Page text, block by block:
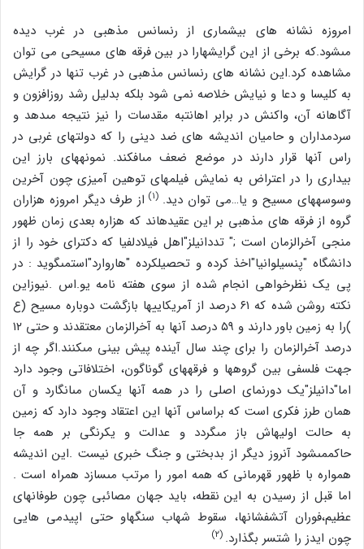
امروزه نشانه هاى بیشمارى از رنسانس مذهبى در غرب دیده
مى‏شود.که برخى از این گرایشهارا در بین فرقه هاى مسیحى مى توان
مشاهده کرد.این نشانه هاى رنسانس مذهبى در غرب تنها در گرایش
به کلیسا و دعا و نیایش خلاصه نمى شود بلکه بدلیل رشد روزافزون و
آگاهانه آن، واکنش در برابر اهانت‏به مقدسات را نیز نتیجه مى‏دهد و
سردمداران و حامیان اندیشه هاى ضد دینى را که دولتهاى غربى در
راس آنها قرار دارند در موضع ضعف مى‏افکند. نمونه‏هاى بارز این
بیدارى را در اعتراض به نمایش فیلمهاى توهین آمیزى چون آخرین
وسوسه‏هاى مسیح و یا…مى توان دید. (۱)
از طرف دیگر امروزه هزاران
گروه از فرقه هاى مذهبى بر این عقیده‏اند که هزاره بعدى زمان ظهور
منجى آخرالزمان است ;" تددانیلز"اهل فیلادلفیا که دکتراى خود را از
دانشگاه "پنسیلوانیا"اخذ کرده و تحصیلکرده "هاروارد"است‏مى‏گوید : در
پى یک نظرخواهى انجام شده از سوى هفته نامه یو.اس .نیوزاین
نکته روشن شده که ۶۱ درصد از آمریکاییها بازگشت دوباره مسیح (ع
)را به زمین باور دارند و ۵۹ درصد آنها به آخرالزمان معتقدند و حتى ۱۲
درصد آخرالزمان را براى چند سال آینده پیش بینى مى‏کنند.اگر چه از
جهت فلسفى بین گروهها و فرقه‏هاى گوناگون، اختلافاتى وجود دارد
اما"دانیلز"یک دورنماى اصلى را در همه آنها یکسان مى‏انگارد و آن
همان طرز فکرى است که براساس آنها این اعتقاد وجود دارد که زمین
به حالت اولیه‏اش باز مى‏گردد و عدالت و یکرنگى بر همه جا
حاکم‏مى‏شود آنروز دیگر از بدبختى و جنگ خبرى نیست .این اندیشه
همواره با ظهور قهرمانى که همه امور را مرتب مى‏سازد همراه است .
اما قبل از رسیدن به این نقطه، باید جهان مصائبى چون طوفانهاى
عظیم،فوران آتشفشانها، سقوط شهاب سنگهاو حتى اپیدمى هایى
چون ایدز را شت‏سر بگذارد. (۲)